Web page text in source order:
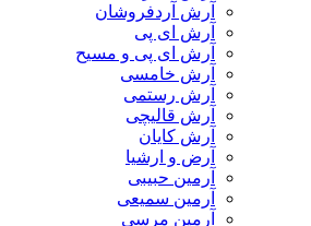
آرش آردفروشان
آرش ای پی
آرش ای پی و مسیح
آرش خامسی
آرش رستمی
آرش قالیچی
آرش کایان
​آرض و ارشیا
آرمین حبیبی
آرمین سمیعی
آرمین مرسی